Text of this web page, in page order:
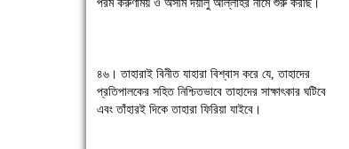
পরম করুণাময় ও অসীম দয়ালু আল্লাহর নামে শুরু করছি।
৪৬। তাহারাই বিনীত যাহারা বিশ্বাস করে যে, তাহাদের
প্রতিপালকের সহিত নিশ্চিতভাবে তাহাদের সাক্ষাৎকার ঘটিবে
এবং তাঁহারই দিকে তাহারা ফিরিয়া যাইবে।